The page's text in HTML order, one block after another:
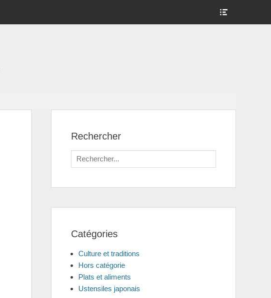
Rechercher
Search
for:
Catégories
Culture et traditions
Hors catégorie
Plats et aliments
Ustensiles japonais